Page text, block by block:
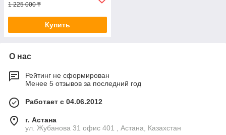
1 225 000 ₸
Купить
О нас
Рейтинг не сформирован
Менее 5 отзывов за последний год
Работает с 04.06.2012
г. Астана
ул. Жубанова 31 офис 401 , Астана, Казахстан